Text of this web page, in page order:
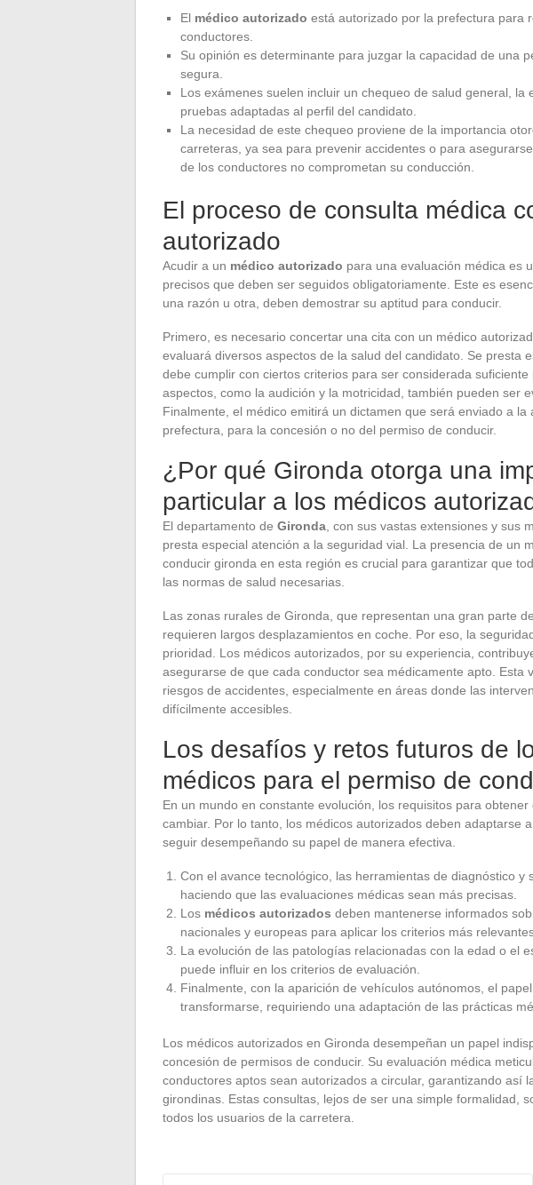
El médico autorizado está autorizado por la prefectura para
conductores.
Su opinión es determinante para juzgar la capacidad de una
segura.
Los exámenes suelen incluir un chequeo de salud general, la
pruebas adaptadas al perfil del candidato.
La necesidad de este chequeo proviene de la importancia
carreteras, ya sea para prevenir accidentes o para
de los conductores no comprometan su conducción.
El proceso de consulta médica
autorizado
Acudir a un médico autorizado para una evaluación médica es
precisos que deben ser seguidos obligatoriamente. Este es
una razón u otra, deben demostrar su aptitud para conducir.
Primero, es necesario concertar una cita con un médico
evaluará diversos aspectos de la salud del candidato. Se presta
debe cumplir con ciertos criterios para ser considerada
aspectos, como la audición y la motricidad, también pueden ser
Finalmente, el médico emitirá un dictamen que será enviado a
prefectura, para la concesión o no del permiso de conducir.
¿Por qué Gironda otorga una
particular a los médicos
El departamento de Gironda , con sus vastas extensiones y sus
presta especial atención a la seguridad vial. La presencia de un
conducir gironda en esta región es crucial para garantizar que
las normas de salud necesarias.
Las zonas rurales de Gironda, que representan una gran parte
requieren largos desplazamientos en coche. Por eso, la
prioridad. Los médicos autorizados, por su experiencia,
asegurarse de que cada conductor sea médicamente apto. Esta
riesgos de accidentes, especialmente en áreas donde las
difícilmente accesibles.
Los desafíos y retos futuros de
médicos para el permiso de
En un mundo en constante evolución, los requisitos para
cambiar. Por lo tanto, los médicos autorizados deben adaptarse
seguir desempeñando su papel de manera efectiva.
Con el avance tecnológico, las herramientas de diagnóstico y
haciendo que las evaluaciones médicas sean más precisas.
Los médicos autorizados deben mantenerse informados
nacionales y europeas para aplicar los criterios más
La evolución de las patologías relacionadas con la edad o el
puede influir en los criterios de evaluación.
Finalmente, con la aparición de vehículos autónomos, el
transformarse, requiriendo una adaptación de las prácticas
Los médicos autorizados en Gironda desempeñan un papel
concesión de permisos de conducir. Su evaluación médica
conductores aptos sean autorizados a circular, garantizando así
girondinas. Estas consultas, lejos de ser una simple formalidad,
todos los usuarios de la carretera.